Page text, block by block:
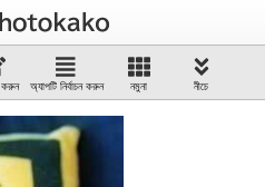
করুন অ্যাপটি নির্বাচন করুন নমুনা নীচে